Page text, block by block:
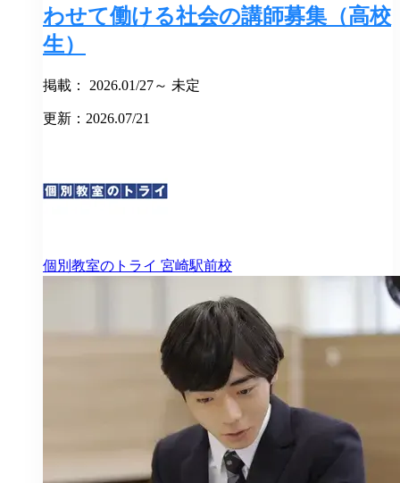
わせて働ける社会の講師募集（高校
生）
掲載： 2026.01/27～ 未定
更新：2026.07/21
個別教室のトライ 宮崎駅前校